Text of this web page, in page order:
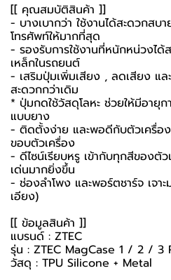
[[ คุณสมบัติสินค้า ]]
- บางเบากว่า ใช้งานได้สะดวกสบ
โทรศัพท์ให้มากที่สุด
- รองรับการใช้งานที่หนักหน่วงได้
เหล็กในรถยนต์
- เสริมปุ่มเพิ่มเสียง , ลดเสียง แ
สะดวกกว่าเดิม
* ปุ่มกดใช้วัสดุโลหะ ช่วยให้มีอายุ
แบบยาง
- ติดตั้งง่าย และพอดีกับตัวเครื่อ
ขอบตัวเครื่อง
- ดีไซน์เรียบหรู เข้ากับทุกสีของตั
เด่นมากยิ่งขึ้น
- ช่องลำโพง และพอร์ตชาร์จ เจา
เอียง)
[[ ข้อมูลสินค้า ]]
แบรนด์ : ZTEC
รุ่น : ZTEC MagCase 1 / 2 / 3
วัสดุ : TPU Silicone + Metal